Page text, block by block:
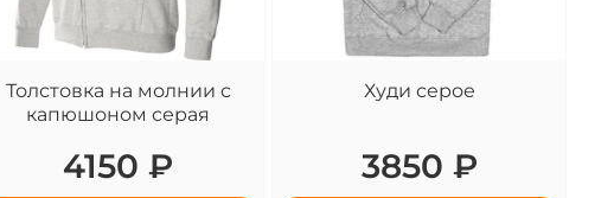
Толстовка на молнии с
капюшоном серая
4150 ₽
Худи серое
3850 ₽